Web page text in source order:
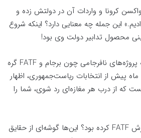
کرونا و واردات آن در دولتش زده و
این جمله چه معنایی دارد؟ اینکه شروع
محصول تدابیر دولت وی بود!
اما کیست که نداند هم خود روحانی و اعضای دولت او سلامت جامعه را به پروژه‌های نافرجامی چون برجام و FATF گره
کسی غیر از رئیس دولت بود که در اردبیهشت‌ماه ۱۴۰۰ و یک ماه پیش از انتخابات ریاست‌جمهوری، اظهار
که از درب هر مغازه‌ای رد شوی، شما را
چه کسی جز سخنگوی دولت دوازدهم بود که خرید واکسن را منوط به پذیرش FATF کرده بود؟ این‌ها گوشه‌ای از حقایق